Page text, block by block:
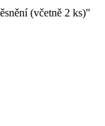
(včetně 2 ks)"